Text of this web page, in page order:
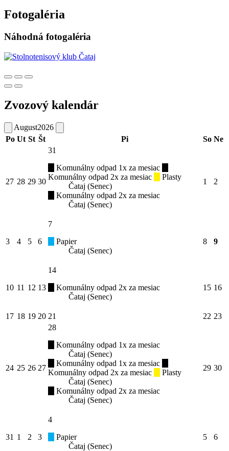
Fotogaléria
Náhodná fotogaléria
Zvozový kalendár
August2026
Po Ut St Št Pi So Ne
27 28 29 30
31
Komunálny odpad 1x za mesiac
Komunálny odpad 2x za mesiac
Plasty
Čataj (Senec)
Komunálny odpad 2x za mesiac
Čataj (Senec)
1 2
3 4 5 6
7
Papier
Čataj (Senec)
8 9
10 11 12 13
14
Komunálny odpad 2x za mesiac
Čataj (Senec)
15 16
17 18 19 20 21 22 23
24 25 26 27
28
Komunálny odpad 1x za mesiac
Čataj (Senec)
Komunálny odpad 1x za mesiac
Komunálny odpad 2x za mesiac
Plasty
Čataj (Senec)
Komunálny odpad 2x za mesiac
Čataj (Senec)
29 30
31 1 2 3
4
Papier
Čataj (Senec)
5 6